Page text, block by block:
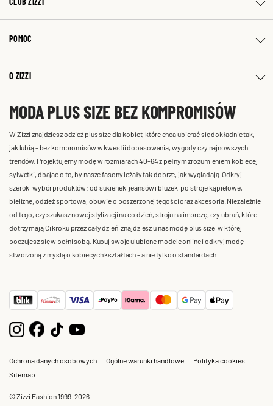
POMOC
O ZIZZI
MODA PLUS SIZE BEZ KOMPROMISÓW
W Zizzi znajdziesz odzież plus size dla kobiet, które chcą ubierać się dokładnie tak,
jak lubią – bez kompromisów w kwestii dopasowania, wygody czy najnowszych
trendów. Projektujemy modę w rozmiarach 40-64 z pełnym zrozumieniem kobiecej
sylwetki, dbając o to, by nasze fasony leżały tak dobrze, jak wyglądają. Odkryj
szeroki wybór produktów: od sukienek, jeansów i bluzek, po stroje kąpielowe,
bieliznę, odzież sportową, obuwie o poszerzonej tęgości oraz akcesoria. Niezależnie
od tego, czy szukasz nowej stylizacji na co dzień, stroju na imprezę, czy ubrań, które
dotrzymają Ci kroku przez cały dzień, znajdziesz u nas modę plus size, w której
poczujesz się w pełni sobą. Kupuj swoje ulubione modele online i odkryj modę
stworzoną z myślą o kobiecych kształtach – a nie tylko o standardach.
Ochrona danych osobowych Ogólne warunki handlowe
Polityka cookies
Sitemap
© Zizzi Fashion 1999-2026